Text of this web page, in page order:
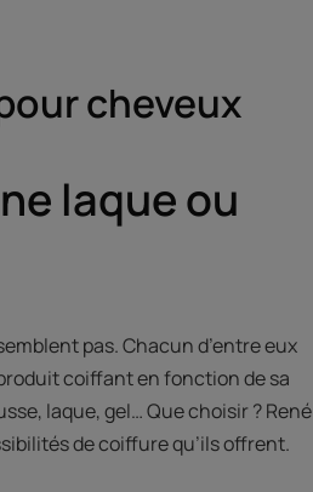
cheveux
laque ou
pas. Chacun d’entre eux
coiffant en fonction de sa
laque, gel… Que choisir ? René
de coiffure qu’ils offrent.